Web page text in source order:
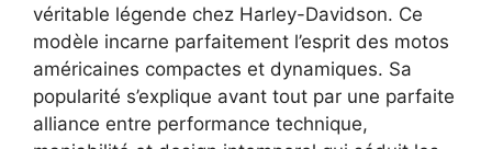
véritable légende chez Harley-Davidson. Ce
modèle incarne parfaitement l’esprit des motos
américaines compactes et dynamiques. Sa
popularité s’explique avant tout par une parfaite
alliance entre performance technique,